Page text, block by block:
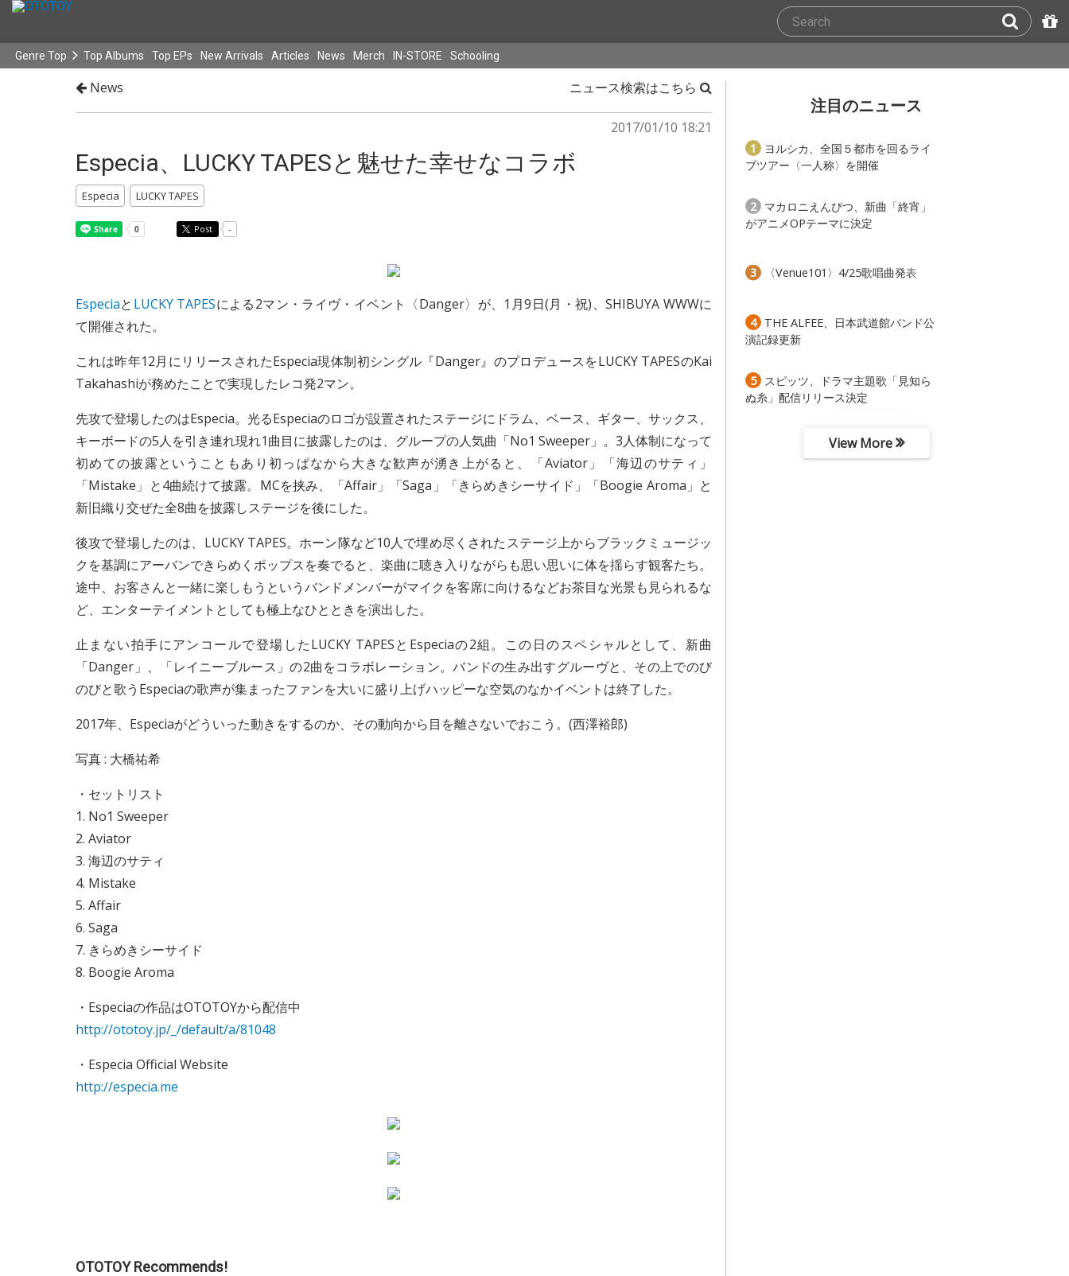
Genre Top Top Albums Top EPs New Arrivals Articles News Merch IN-STORE Schooling
News ニュース検索はこちら
2017/01/10 18:21
Especia、LUCKY TAPESと魅せた幸せなコラボ
Especia LUCKY TAPES
Post -
Especiaと LUCKY TAPESによる2マン・ライヴ・イベント〈Danger〉が、1月9日(月・祝)、SHIBUYA WWWに
て開催された。
これは昨年12月にリリースされたEspecia現体制初シングル『Danger』のプロデュースをLUCKY TAPESのKai
Takahashiが務めたことで実現したレコ発2マン。
先攻で登場したのはEspecia。光るEspeciaのロゴが設置されたステージにドラム、ベース、ギター、サックス、
キーボードの5人を引き連れ現れ1曲目に披露したのは、グループの人気曲「No1 Sweeper」。3人体制になって
初めての披露ということもあり初っぱなから大きな歓声が湧き上がると、「Aviator」「海辺のサティ」
「Mistake」と4曲続けて披露。MCを挟み、「Affair」「Saga」「きらめきシーサイド」「Boogie Aroma」と
新旧織り交ぜた全8曲を披露しステージを後にした。
後攻で登場したのは、LUCKY TAPES。ホーン隊など10人で埋め尽くされたステージ上からブラックミュージッ
クを基調にアーバンできらめくポップスを奏でると、楽曲に聴き入りながらも思い思いに体を揺らす観客たち。
途中、お客さんと一緒に楽しもうというバンドメンバーがマイクを客席に向けるなどお茶目な光景も見られるな
ど、エンターテイメントとしても極上なひとときを演出した。
止まない拍手にアンコールで登場したLUCKY TAPESとEspeciaの2組。この日のスペシャルとして、新曲
「Danger」、「レイニーブルース」の2曲をコラボレーション。バンドの生み出すグルーヴと、その上でのび
のびと歌うEspeciaの歌声が集まったファンを大いに盛り上げハッピーな空気のなかイベントは終了した。
2017年、Especiaがどういった動きをするのか、その動向から目を離さないでおこう。(西澤裕郎)
写真 : 大橋祐希
・セットリスト
1. No1 Sweeper
2. Aviator
3. 海辺のサティ
4. Mistake
5. Affair
6. Saga
7. きらめきシーサイド
8. Boogie Aroma
・Especiaの作品はOTOTOYから配信中
http://ototoy.jp/_/default/a/81048
・Especia Official Website
http://especia.me
OTOTOY Recommends!
注目のニュース
1
ブツアー〈一人称〉を開催
2
がアニメOPテーマに決定
3 〈Venue101〉4/25歌唱曲発表
4
演記録更新
5
ぬ糸」配信リリース決定
View More